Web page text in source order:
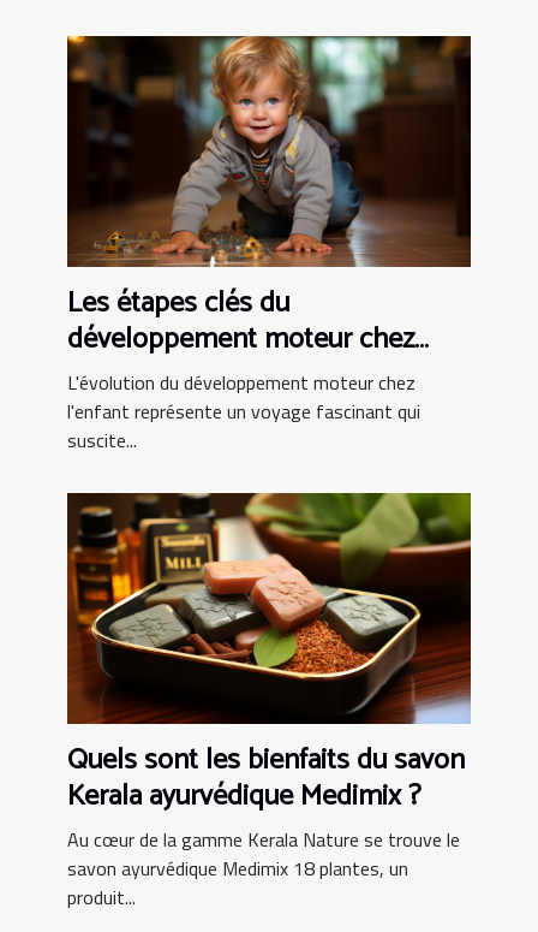
Les étapes clés du
développement moteur chez
l'enfant
L'évolution du développement moteur chez
l'enfant représente un voyage fascinant qui
suscite...
Quels sont les bienfaits du savon
Kerala ayurvédique Medimix ?
Au cœur de la gamme Kerala Nature se trouve le
savon ayurvédique Medimix 18 plantes, un
produit...